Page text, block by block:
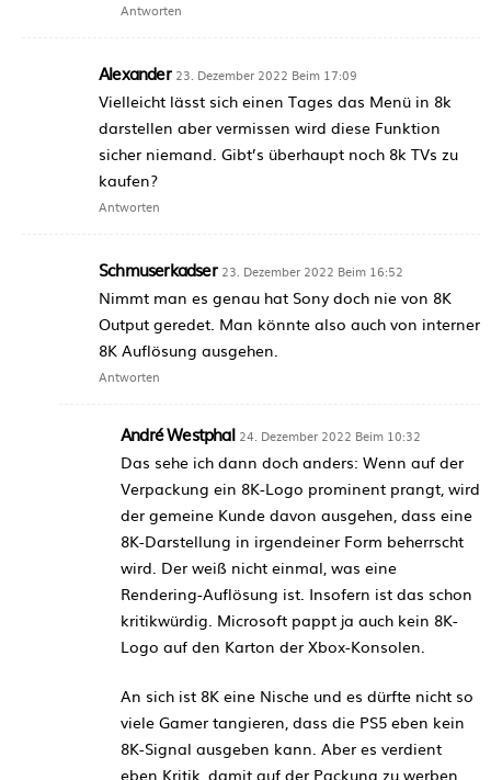
Antworten
Alexander 23. Dezember 2022 Beim 17:09
Vielleicht lässt sich einen Tages das Menü in 8k
darstellen aber vermissen wird diese Funktion
sicher niemand. Gibt’s überhaupt noch 8k TVs zu
kaufen?
Antworten
Schmuserkadser 23. Dezember 2022 Beim 16:52
Nimmt man es genau hat Sony doch nie von 8K
Output geredet. Man könnte also auch von interner
8K Auflösung ausgehen.
Antworten
André Westphal 24. Dezember 2022 Beim 10:32
Das sehe ich dann doch anders: Wenn auf der
Verpackung ein 8K-Logo prominent prangt, wird
der gemeine Kunde davon ausgehen, dass eine
8K-Darstellung in irgendeiner Form beherrscht
wird. Der weiß nicht einmal, was eine
Rendering-Auflösung ist. Insofern ist das schon
kritikwürdig. Microsoft pappt ja auch kein 8K-
Logo auf den Karton der Xbox-Konsolen.
An sich ist 8K eine Nische und es dürfte nicht so
viele Gamer tangieren, dass die PS5 eben kein
8K-Signal ausgeben kann. Aber es verdient
eben Kritik, damit auf der Packung zu werben